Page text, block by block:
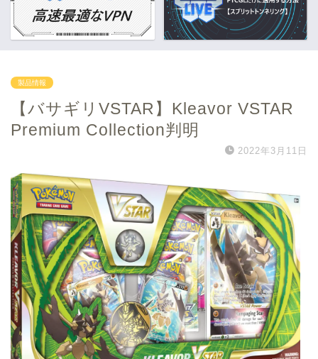
製品情報
【バサギリVSTAR】Kleavor VSTAR
Premium Collection判明
2022年3月11日